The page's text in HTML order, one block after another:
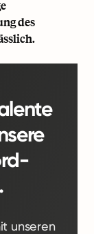
des
unseren